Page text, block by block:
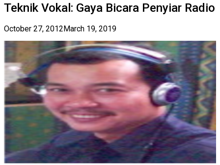
Teknik Vokal: Gaya Bicara Penyiar Radio
October 27, 2012 March 19, 2019